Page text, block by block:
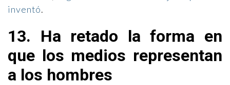
inventó.
13. Ha retado la forma en
que los medios representan
a los hombres